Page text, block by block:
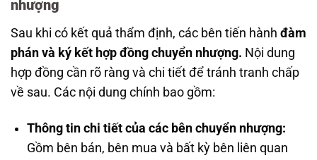
nhượng
Sau khi có kết quả thẩm định, các bên tiến hành đàm
phán và ký kết hợp đồng chuyển nhượng. Nội dung
hợp đồng cần rõ ràng và chi tiết để tránh tranh chấp
về sau. Các nội dung chính bao gồm:
Thông tin chi tiết của các bên chuyển nhượng:
Gồm bên bán, bên mua và bất kỳ bên liên quan